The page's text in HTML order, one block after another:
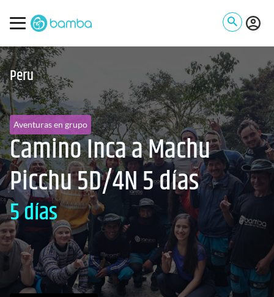
Peru
Aventuras en grupo
Camino Inca a Machu
Picchu 5D/4N 5 días
5 días